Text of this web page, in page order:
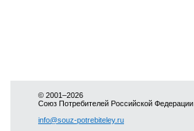
© 2001–2026
Союз Потребителей Российской Федерации
info@souz-potrebiteley.ru